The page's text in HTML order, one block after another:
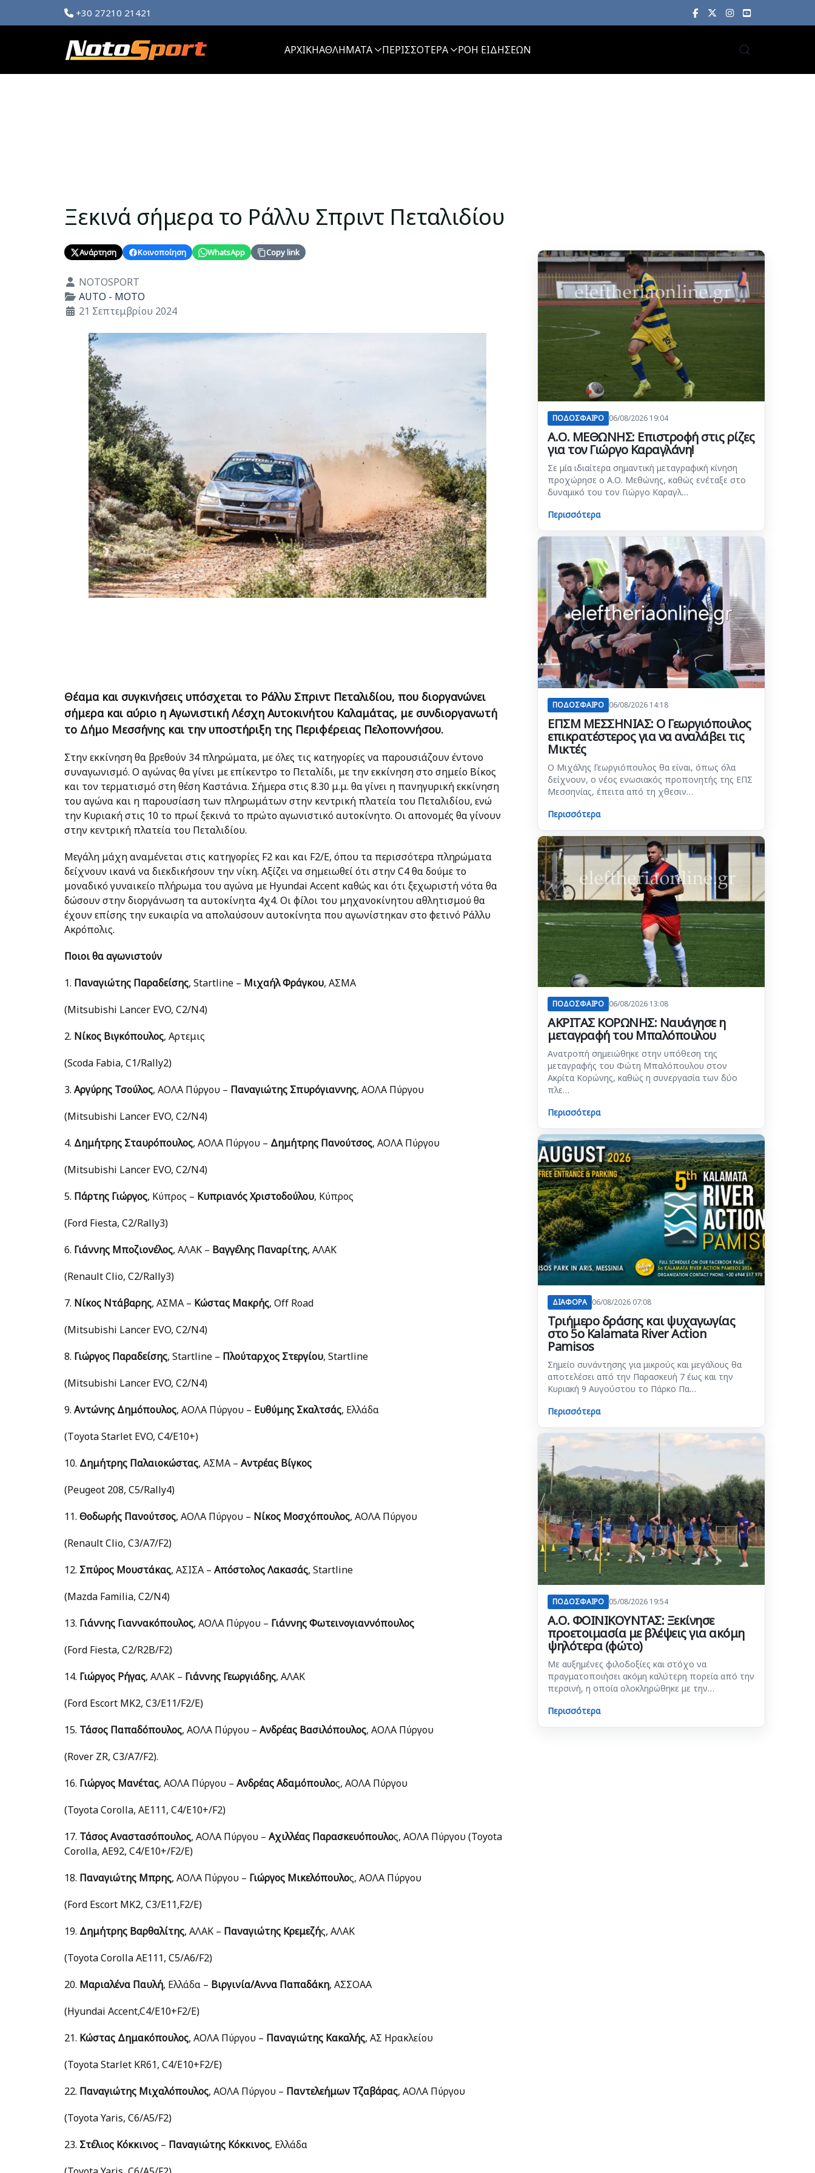
+30 27210 21421
ΑΡΧΙΚΗΑΘΛΗΜΑΤΑ ΠΕΡΙΣΣΟΤΕΡΑ ΡΟΗ ΕΙΔΗΣΕΩΝ
Ξεκινά σήμερα το Ράλλυ Σπριντ Πεταλιδίου
Ανάρτηση Κοινοποίηση WhatsApp Copy link
Λεπτομέρειες
NOTOSPORT
AUTO - MOTO
21 Σεπτεμβρίου 2024
Θέαμα και συγκινήσεις υπόσχεται το Ράλλυ Σπριντ Πεταλιδίου, που διοργανώνει
σήμερα και αύριο η Αγωνιστική Λέσχη Αυτοκινήτου Καλαμάτας, με συνδιοργανωτή
το Δήμο Μεσσήνης και την υποστήριξη της Περιφέρειας Πελοποννήσου.
Στην εκκίνηση θα βρεθούν 34 πληρώματα, με όλες τις κατηγορίες να παρουσιάζουν έντονο
συναγωνισμό. Ο αγώνας θα γίνει με επίκεντρο το Πεταλίδι, με την εκκίνηση στο σημείο Βίκος
και τον τερματισμό στη θέση Καστάνια. Σήμερα στις 8.30 μ.μ. θα γίνει η πανηγυρική εκκίνηση
του αγώνα και η παρουσίαση των πληρωμάτων στην κεντρική πλατεία του Πεταλιδίου, ενώ
την Κυριακή στις 10 το πρωί ξεκινά το πρώτο αγωνιστικό αυτοκίνητο. Οι απονομές θα γίνουν
στην κεντρική πλατεία του Πεταλιδίου.
Μεγάλη μάχη αναμένεται στις κατηγορίες F2 και και F2/E, όπου τα περισσότερα πληρώματα
δείχνουν ικανά να διεκδικήσουν την νίκη. Αξίζει να σημειωθεί ότι στην C4 θα δούμε το
μοναδικό γυναικείο πλήρωμα του αγώνα με Hyundai Accent καθώς και ότι ξεχωριστή νότα θα
δώσουν στην διοργάνωση τα αυτοκίνητα 4χ4. Οι φίλοι του μηχανοκίνητου αθλητισμού θα
έχουν επίσης την ευκαιρία να απολαύσουν αυτοκίνητα που αγωνίστηκαν στο φετινό Ράλλυ
Ακρόπολις.
Ποιοι θα αγωνιστούν
1. Παναγιώτης Παραδείσης, Startline – Μιχαήλ Φράγκου, AΣΜΑ
(Mitsubishi Lancer EVO, C2/N4)
2. Νίκος Βιγκόπουλος, Aρτεμις
(Scoda Fabia, C1/Rally2)
3. Αργύρης Τσούλος, ΑΟΛΑ Πύργου – Παναγιώτης Σπυρόγιαννης, ΑΟΛΑ Πύργου
(Mitsubishi Lancer EVO, C2/N4)
4. Δημήτρης Σταυρόπουλος, ΑΟΛΑ Πύργου – Δημήτρης Πανούτσος, ΑΟΛΑ Πύργου
(Mitsubishi Lancer EVO, C2/N4)
5. Πάρτης Γιώργος, Κύπρος – Κυπριανός Χριστοδούλου, Κύπρος
(Ford Fiesta, C2/Rally3)
6. Γιάννης Μποζιονέλος, ΑΛΑΚ – Βαγγέλης Παναρίτης, ΑΛΑΚ
(Renault Clio, C2/Rally3)
7. Νίκος Ντάβαρης, ΑΣΜΑ – Κώστας Μακρής, Οff Road
(Mitsubishi Lancer EVO, C2/N4)
8. Γιώργος Παραδείσης, Startline – Πλούταρχος Στεργίου, Startline
(Mitsubishi Lancer EVO, C2/N4)
9. Αντώνης Δημόπουλος, ΑΟΛΑ Πύργου – Ευθύμης Σκαλτσάς, Ελλάδα
(Τoyota Starlet EVO, C4/E10+)
10. Δημήτρης Παλαιοκώστας, ΑΣΜΑ – Αντρέας Βίγκος
(Peugeot 208, C5/Rally4)
11. Θοδωρής Πανούτσος, ΑΟΛΑ Πύργου – Νίκος Μοσχόπουλος, ΑΟΛΑ Πύργου
(Renault Clio, C3/A7/F2)
12. Σπύρος Μουστάκας, ΑΣΙΣΑ – Απόστολος Λακασάς, Startline
(Mazda Familia, C2/N4)
13. Γιάννης Γιαννακόπουλος, ΑΟΛΑ Πύργου – Γιάννης Φωτεινογιαννόπουλος
(Ford Fiesta, C2/R2B/F2)
14. Γιώργος Ρήγας, ΑΛΑΚ – Γιάννης Γεωργιάδης, ΑΛΑΚ
(Ford Escort MK2, C3/E11/F2/E)
15. Τάσος Παπαδόπουλος, ΑΟΛΑ Πύργου – Ανδρέας Βασιλόπουλος, ΑΟΛΑ Πύργου
(Rover ZR, C3/A7/F2).
16. Γιώργος Μανέτας, ΑΟΛΑ Πύργου – Ανδρέας Αδαμόπουλος, ΑΟΛΑ Πύργου
(Toyota Corolla, AE111, C4/E10+/F2)
17. Τάσος Αναστασόπουλος, ΑΟΛΑ Πύργου – Αχιλλέας Παρασκευόπουλος, ΑΟΛΑ Πύργου (Toyota
Corolla, AE92, C4/E10+/F2/Ε)
18. Παναγιώτης Μπρης, ΑΟΛΑ Πύργου – Γιώργος Μικελόπουλος, ΑΟΛΑ Πύργου
(Ford Escort MK2, C3/E11,F2/E)
19. Δημήτρης Βαρθαλίτης, ΑΛΑΚ – Παναγιώτης Κρεμεζής, ΑΛΑΚ
(Toyota Corolla AE111, C5/A6/F2)
20. Μαριαλένα Παυλή, Ελλάδα – Βιργινία/Αννα Παπαδάκη, ΑΣΣΟΑΑ
(Hyundai Accent,C4/E10+F2/E)
21. Κώστας Δημακόπουλος, ΑΟΛΑ Πύργου – Παναγιώτης Κακαλής, ΑΣ Ηρακλείου
(Toyota Starlet KR61, C4/E10+F2/E)
22. Παναγιώτης Μιχαλόπουλος, ΑΟΛΑ Πύργου – Παντελεήμων Τζαβάρας, ΑΟΛΑ Πύργου
(Toyota Yaris, C6/A5/F2)
23. Στέλιος Κόκκινος – Παναγιώτης Κόκκινος, Ελλάδα
ΠΟΔΟΣΦΑΙΡΟ 06/08/2026 19:04
Α.Ο. ΜΕΘΩΝΗΣ: Επιστροφή στις ρίζες
για τον Γιώργο Καραγλάνη!
Σε μία ιδιαίτερα σημαντική μεταγραφική κίνηση
προχώρησε ο Α.Ο. Μεθώνης, καθώς ενέταξε στο
δυναμικό του τον Γιώργο Καραγλ…
Περισσότερα
ΠΟΔΟΣΦΑΙΡΟ 06/08/2026 14:18
ΕΠΣΜ ΜΕΣΣΗΝΙΑΣ: Ο Γεωργιόπουλος
επικρατέστερος για να αναλάβει τις
Μικτές
Ο Μιχάλης Γεωργιόπουλος θα είναι, όπως όλα
δείχνουν, ο νέος ενωσιακός προπονητής της ΕΠΣ
Μεσσηνίας, έπειτα από τη χθεσιν…
Περισσότερα
ΠΟΔΟΣΦΑΙΡΟ 06/08/2026 13:08
ΑΚΡΙΤΑΣ ΚΟΡΩΝΗΣ: Ναυάγησε η
μεταγραφή του Μπαλόπουλου
Ανατροπή σημειώθηκε στην υπόθεση της
μεταγραφής του Φώτη Μπαλόπουλου στον
Ακρίτα Κορώνης, καθώς η συνεργασία των δύο
πλε…
Περισσότερα
ΔΙΑΦΟΡΑ 06/08/2026 07:08
Τριήμερο δράσης και ψυχαγωγίας
στο 5ο Kalamata River Action
Pamisos
Σημείο συνάντησης για μικρούς και μεγάλους θα
αποτελέσει από την Παρασκευή 7 έως και την
Κυριακή 9 Αυγούστου το Πάρκο Πα…
Περισσότερα
ΠΟΔΟΣΦΑΙΡΟ 05/08/2026 19:54
Α.Ο. ΦΟΙΝΙΚΟΥΝΤΑΣ: Ξεκίνησε
προετοιμασία με βλέψεις για ακόμη
ψηλότερα (φώτο)
Με αυξημένες φιλοδοξίες και στόχο να
πραγματοποιήσει ακόμη καλύτερη πορεία από την
περσινή, η οποία ολοκληρώθηκε με την…
Περισσότερα